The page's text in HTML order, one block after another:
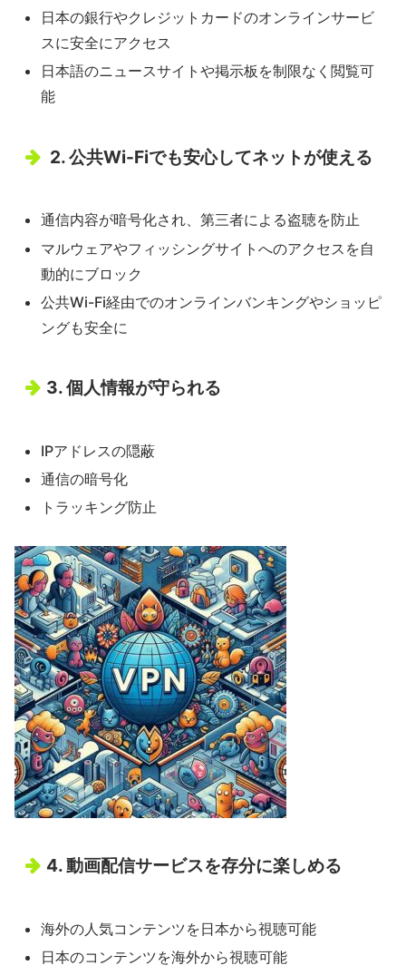
日本の銀行やクレジットカードのオンラインサービ
スに安全にアクセス
日本語のニュースサイトや掲示板を制限なく閲覧可
能
2. 公共Wi-Fiでも安心してネットが使える
通信内容が暗号化され、第三者による盗聴を防止
マルウェアやフィッシングサイトへのアクセスを自
動的にブロック
公共Wi-Fi経由でのオンラインバンキングやショッピ
ングも安全に
3. 個人情報が守られる
IPアドレスの隠蔽
通信の暗号化
トラッキング防止
4. 動画配信サービスを存分に楽しめる
海外の人気コンテンツを日本から視聴可能
日本のコンテンツを海外から視聴可能